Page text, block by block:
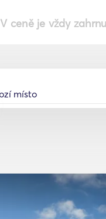
| V ceně je vždy